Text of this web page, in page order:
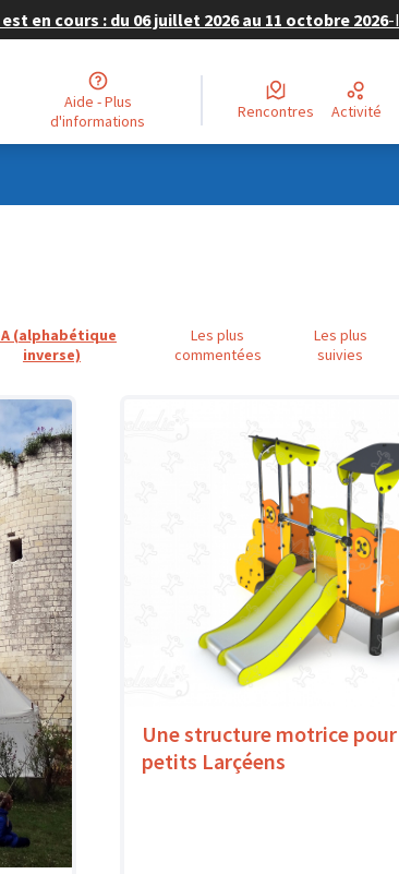
en cours : du 06 juillet 2026 au 11 octobre 2026-
Aide - Plus
d'informations
Rencontres Activité
(alphabétique
inverse)
Les plus
commentées
Les plus
suivies
Une structure motrice pour
petits Larçéens